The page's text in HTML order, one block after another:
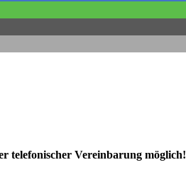
telefonischer Vereinbarung möglich!